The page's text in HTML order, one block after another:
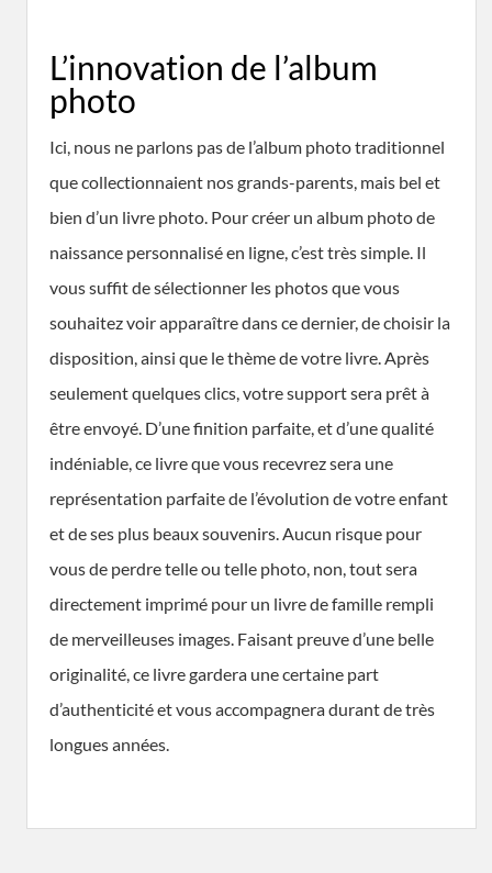
L’innovation de l’album
photo
Ici, nous ne parlons pas de l’album photo traditionnel
que collectionnaient nos grands-parents, mais bel et
bien d’un livre photo. Pour créer un album photo de
naissance personnalisé en ligne, c’est très simple. Il
vous suffit de sélectionner les photos que vous
souhaitez voir apparaître dans ce dernier, de choisir la
disposition, ainsi que le thème de votre livre. Après
seulement quelques clics, votre support sera prêt à
être envoyé. D’une finition parfaite, et d’une qualité
indéniable, ce livre que vous recevrez sera une
représentation parfaite de l’évolution de votre enfant
et de ses plus beaux souvenirs. Aucun risque pour
vous de perdre telle ou telle photo, non, tout sera
directement imprimé pour un livre de famille rempli
de merveilleuses images. Faisant preuve d’une belle
originalité, ce livre gardera une certaine part
d’authenticité et vous accompagnera durant de très
longues années.